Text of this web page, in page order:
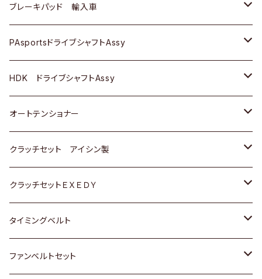
三菱
スバル
ＢＥＮＺ
三菱
スバル
マツダ
三菱
スバル
ダイハツ
マツダ
三菱
スバル
日産
ダイハツ
マツダ
三菱
スバル
日産
ダイハツ
マツダ
三菱
スバル
ホンダ
スズキ
日産
いすゞ
ダイハツ
マツダ
三菱
スバル
ＡＵＤＩ
ＢＥＮＺ
ＢＭＷ
GOLF
ＷＡＧＥＮ
アストロ（シボレー）
クライスラー
ブレーキパッド 輸入車
ＢＥＮＺ
ＢＭＷ
ＷＡＧＥＮ
ＶＯＬＶＯ
PAsportsドライブシャフトAssy
トヨタ
ホンダ
スズキ
日産
ダイハツ
マツダ
HDK ドライブシャフトAssy
スズキ
ダイハツ
日産
ホンダ
マツダ
オートテンショナー
トヨタ
クラッチセット アイシン製
ホンダ
スズキ
ダイハツ
クラッチセットＥＸＥＤＹ
ホンダ
スズキ
タイミングベルト
トヨタ
ファンベルトセット